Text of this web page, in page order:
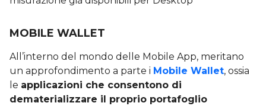
MOBILE WALLET
All’interno del mondo delle Mobile App, meritano
un approfondimento a parte i Mobile Wallet, ossia
le applicazioni che consentono di
dematerializzare il proprio portafoglio